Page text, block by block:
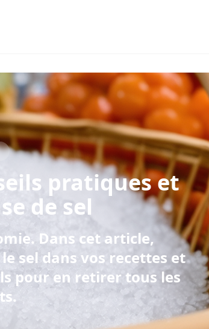
pratiques et
de sel
. Dans cet article,
le sel dans vos recettes et
pour en retirer tous les